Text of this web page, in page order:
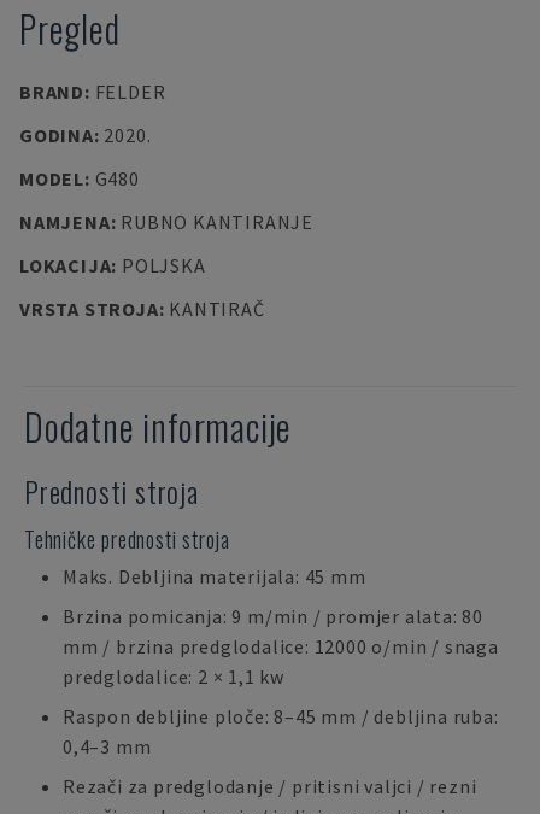
Pregled
BRAND: FELDER
GODINA: 2020.
MODEL: G480
NAMJENA: RUBNO KANTIRANJE
LOKACIJA: POLJSKA
VRSTA STROJA: KANTIRAČ
Dodatne informacije
Prednosti stroja
Tehničke prednosti stroja
Maks. Debljina materijala: 45 mm
Brzina pomicanja: 9 m/min / promjer alata: 80
mm / brzina predglodalice: 12000 o/min / snaga
predglodalice: 2 × 1,1 kw
Raspon debljine ploče: 8–45 mm / debljina ruba:
0,4–3 mm
Rezači za predglodanje / pritisni valjci / rezni